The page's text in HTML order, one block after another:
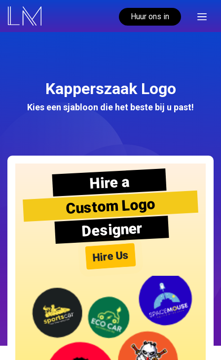
Huur ons in
Kapperszaak Logo
Kies een sjabloon die het beste bij u past!
Hire a
Custom Logo
Designer
Hire Us